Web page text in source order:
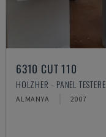
6310 CUT 110
HOLZHER - PANEL TESTERE
ALMANYA 2007